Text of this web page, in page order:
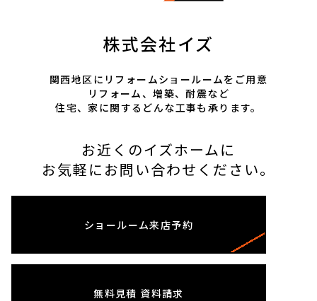
株式会社イズ
関西地区にリフォームショールームをご用意
リフォーム、増築、耐震など
住宅、家に関するどんな工事も承ります。
お近くのイズホームに
お気軽にお問い合わせください。
ショールーム来店予約
無料見積 資料請求